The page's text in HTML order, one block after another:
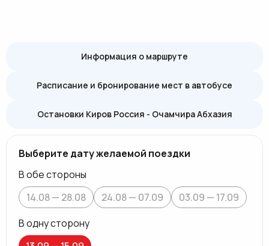
Информация о маршруте
Расписание и бронирование мест в автобусе
Остановки Киров Россия - Очамчира Абхазия
Выберите дату желаемой поездки
В обе стороны
14.08 — 28.08
24.08 — 07.09
03.09 — 17.09
В одну сторону